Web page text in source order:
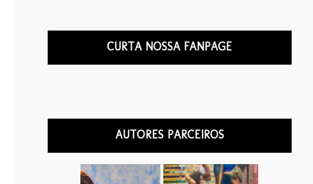
CURTA NOSSA FANPAGE
AUTORES PARCEIROS